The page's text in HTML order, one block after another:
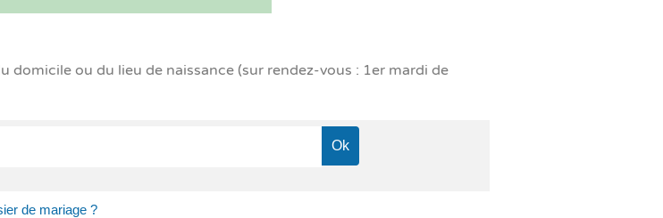
domicile ou du lieu de naissance (sur rendez-vous : 1er mardi de
de mariage ?